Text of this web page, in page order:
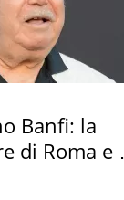
Banfi: la
di Roma e i